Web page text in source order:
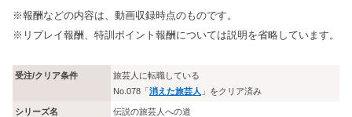
※報酬などの内容は、動画収録時点のものです。
※リプレイ報酬、特訓ポイント報酬については説明を省略しています。
受注/クリア条件
旅芸人に転職している
No.078「消えた旅芸人 」をクリア済み
シリーズ名 伝説の旅芸人への道